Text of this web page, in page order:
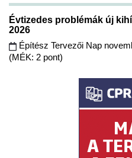
Évtizedes problémák új
2026
Építész Tervezői Nap
(MÉK: 2 pont)